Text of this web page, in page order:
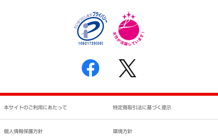
反社会的勢力に対する基本方針
書面による個人情報の開示等の請求の手続きについて
本サイトのご利用にあたって 特定商取引法に基づく提示
個人情報保護方針 環境方針